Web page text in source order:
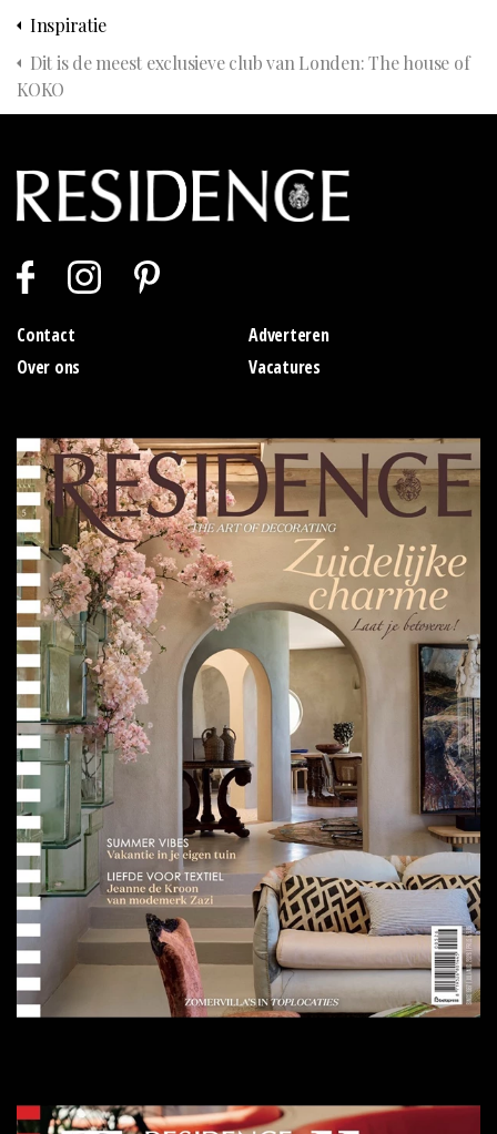
Inspiratie
Dit is de meest exclusieve club van Londen: The house of
KOKO
Contact
Adverteren
Over ons
Vacatures